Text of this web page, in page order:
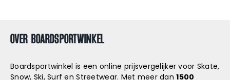
OVER BOARDSPORTWINKEL
Boardsportwinkel is een online prijsvergelijker voor Skate,
Snow, Ski, Surf en Streetwear. Met meer dan1500